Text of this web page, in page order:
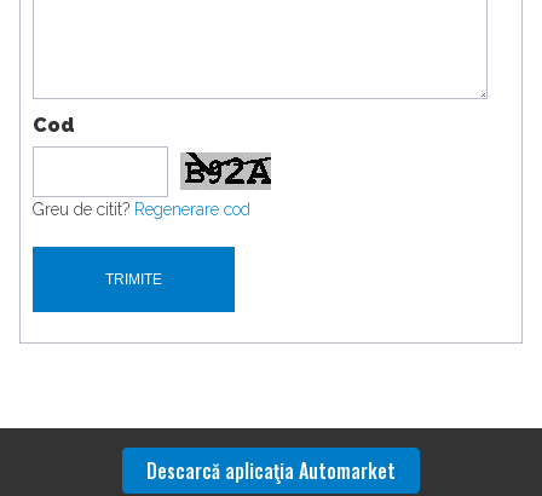
Cod
Greu de citit? Regenerare cod
Descarcă aplicaţia Automarket